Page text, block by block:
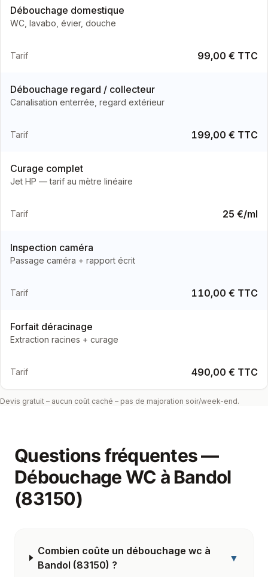
Débouchage domestique
WC, lavabo, évier, douche
Tarif 99,00 € TTC
Débouchage regard / collecteur
Canalisation enterrée, regard extérieur
Tarif 199,00 € TTC
Curage complet
Jet HP — tarif au mètre linéaire
Tarif 25 €/ml
Inspection caméra
Passage caméra + rapport écrit
Tarif 110,00 € TTC
Forfait déracinage
Extraction racines + curage
Tarif 490,00 € TTC
Devis gratuit – aucun coût caché – pas de majoration soir/week-end.
Questions fréquentes —
Débouchage WC àBandol
(83150)
Combien coûte un débouchage wc à
Bandol (83150) ?
▼